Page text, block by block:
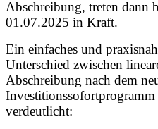
Abschreibung, treten dann
01.07.2025 in Kraft.
Ein einfaches und
Unterschied zwischen
Abschreibung nach dem
verdeutlicht: